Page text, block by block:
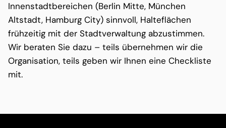
Innenstadtbereichen (Berlin Mitte, München
Altstadt, Hamburg City) sinnvoll, Halteflächen
frühzeitig mit der Stadtverwaltung abzustimmen.
Wir beraten Sie dazu – teils übernehmen wir die
Organisation, teils geben wir Ihnen eine Checkliste
mit.